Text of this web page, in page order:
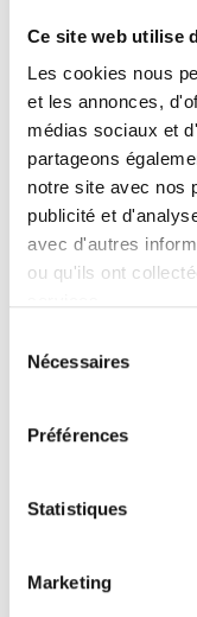
Ce site web utilise
Les cookies nous
et les annonces,
médias sociaux et
partageons
notre site avec nos
publicité et
avec d'autres
ou qu'ils ont
Nécessaires
Préférences
Statistiques
Marketing
Beds number:6
Programmez où
dans chaque coin